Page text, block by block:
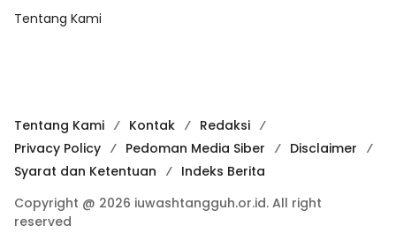
Tentang Kami
Tentang Kami Kontak
Redaksi
Privacy Policy
Pedoman Media Siber
Disclaimer
Syarat dan Ketentuan
Indeks Berita
Copyright @ 2026 iuwashtangguh.or.id. All right
reserved